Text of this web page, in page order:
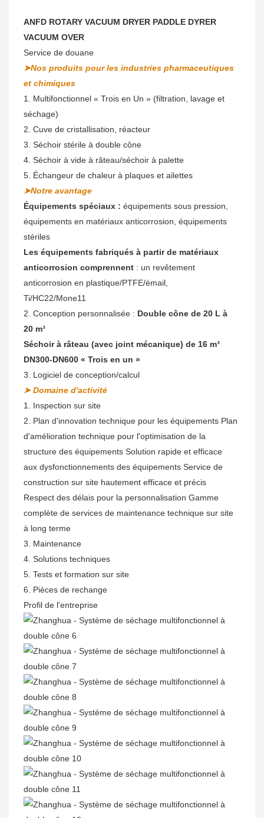
ANFD ROTARY VACUUM DRYER PADDLE DYRER
VACUUM OVER
Service de douane
➤Nos produits pour les industries pharmaceutiques
et chimiques
1. Multifonctionnel « Trois en Un » (filtration, lavage et
séchage)
2. Cuve de cristallisation, réacteur
3. Séchoir stérile à double cône
4. Séchoir à vide à râteau/séchoir à palette
5. Échangeur de chaleur à plaques et ailettes
➤Notre avantage
Équipements spéciaux : équipements sous pression,
équipements en matériaux anticorrosion, équipements
stériles
Les équipements fabriqués à partir de matériaux
anticorrosion comprennent : un revêtement
anticorrosion en plastique/PTFE/émail,
Ti/HC22/Mone11
2. Conception personnalisée : Double cône de 20 L à
20 m³
Séchoir à râteau (avec joint mécanique) de 16 m³
DN300-DN600 « Trois en un »
3. Logiciel de conception/calcul
➤ Domaine d'activité
1. Inspection sur site
2. Plan d'innovation technique pour les équipements Plan
d'amélioration technique pour l'optimisation de la
structure des équipements Solution rapide et efficace
aux dysfonctionnements des équipements Service de
construction sur site hautement efficace et précis
Respect des délais pour la personnalisation Gamme
complète de services de maintenance technique sur site
à long terme
3. Maintenance
4. Solutions techniques
5. Tests et formation sur site
6. Pièces de rechange
Profil de l'entreprise